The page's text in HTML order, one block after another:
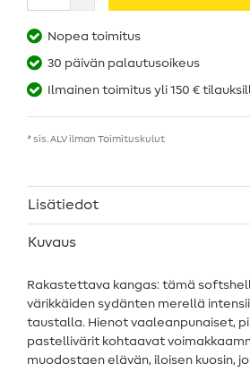
Nopea toimitus
30 päivän palautusoikeus
Ilmainen toimitus yli 150 €
* sis. ALV ilman Toimituskulut
Lisätiedot
Kuvaus
Rakastettava kangas: tämä
värikkäiden sydänten merellä
taustalla. Hienot vaaleanpunaiset,
pastellivärit kohtaavat
muodostaen elävän, iloisen kuosin,